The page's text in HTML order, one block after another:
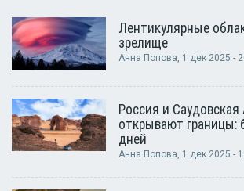
Лентикулярные
зрелище
Анна Попова, 1 дек 2025 -
Россия и Саудовская
открывают границы:
дней
Анна Попова, 1 дек 2025 -